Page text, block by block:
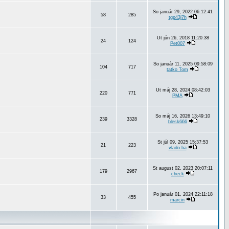
58 285
So január 29, 2022 06:12:41
tgp43j7h
24 124
Ut jún 26, 2018 11:20:38
Pet007
104 717
So január 11, 2025 09:58:09
tatko Tom
220 771
Ut máj 28, 2024 08:42:03
PMA
239 3328
So máj 16, 2026 13:49:10
blesk666
21 223
St júl 09, 2025 15:37:53
vlado.ba
179 2967
St august 02, 2023 20:07:11
check
33 455
Po január 01, 2024 22:11:18
marcin